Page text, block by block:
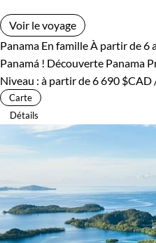
Voir le voyage
Panama En famille À partir de 6
Panamá ! Découverte Panama
Niveau : à partir de6 690 $CAD
Carte
Détails